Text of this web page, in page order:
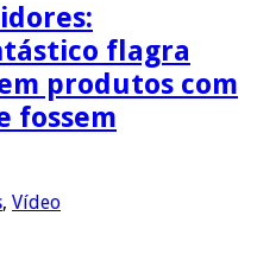
flagra
produtos com
fossem
, Vídeo